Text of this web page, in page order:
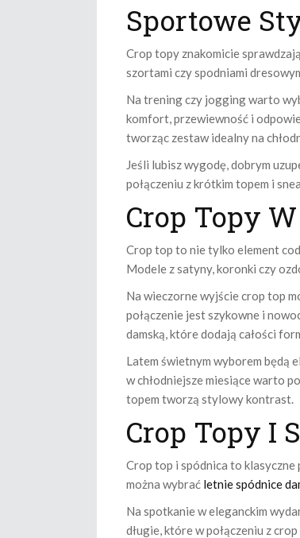
Sportowe
Crop topy znakomicie
szortami czy spodniami
Na trening czy jogging warto
komfort, przewiewność i
tworząc zestaw idealny na
Jeśli lubisz wygodę, dobrym
połączeniu z krótkim topem i
Crop Topy
Crop top to nie tylko element
Modele z satyny, koronki czy
Na wieczorne wyjście crop top
połączenie jest szykowne i
damską, które dodają całości
Latem świetnym wyborem będą
w chłodniejsze miesiące warto
topem tworzą stylowy kontrast.
Crop Topy I
Crop top i spódnica to klasyczne
można wybrać letnie spódnice
Na spotkanie w eleganckim
długie, które w połączeniu z